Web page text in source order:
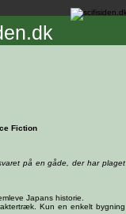
Fiction
på en gåde, der har plaget
Japans historie.
Kun en enkelt bygning